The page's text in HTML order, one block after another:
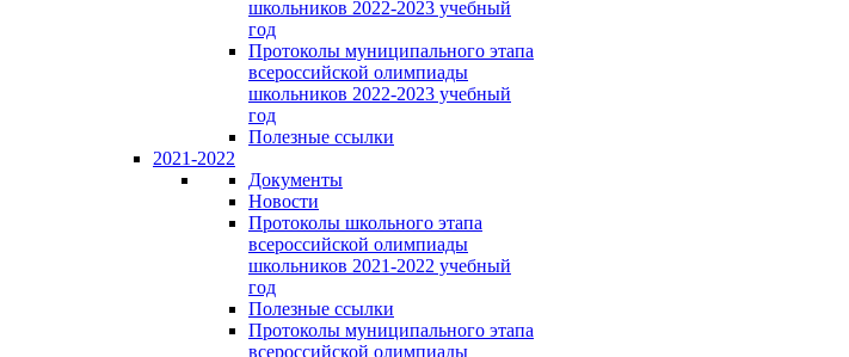
школьников 2022-2023 учебный
год
Протоколы муниципального этапа
всероссийской олимпиады
школьников 2022-2023 учебный
год
Полезные ссылки
2021-2022
Документы
Новости
Протоколы школьного этапа
всероссийской олимпиады
школьников 2021-2022 учебный
год
Полезные ссылки
Протоколы муниципального этапа
всероссийской олимпиады